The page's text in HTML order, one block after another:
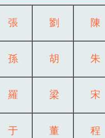
張 劉 陳
孫 胡 朱
羅 梁 宋
于 董 程